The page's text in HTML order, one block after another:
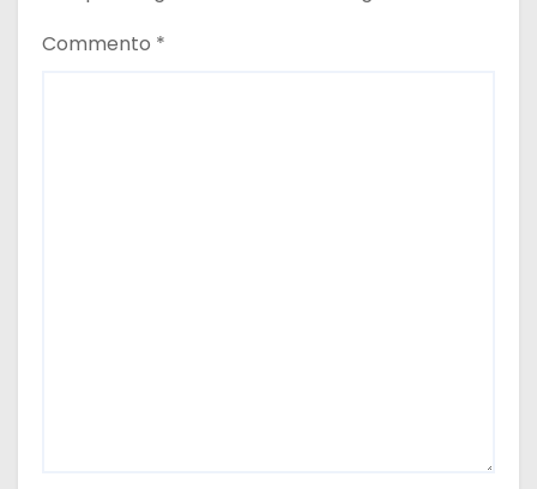
Commento *